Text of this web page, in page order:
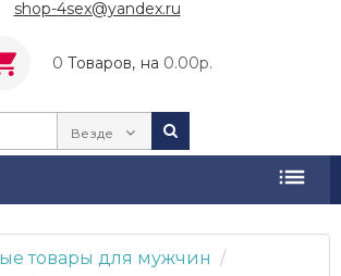
shop-4sex@yandex.ru
0 Tоваров, на 0.00р.
Везде
товары для мужчин